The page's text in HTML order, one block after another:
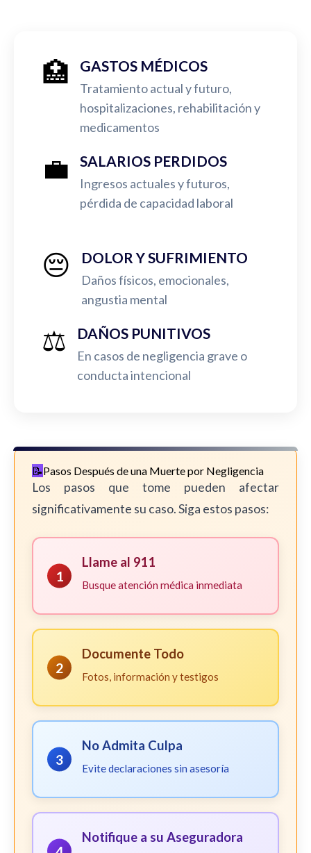
🏥 GASTOS MÉDICOS
Tratamiento actual y futuro,
hospitalizaciones, rehabilitación y
medicamentos
💼 SALARIOS PERDIDOS
Ingresos actuales y futuros,
pérdida de capacidad laboral
😔 DOLOR Y SUFRIMIENTO
Daños físicos, emocionales,
angustia mental
⚖️ DAÑOS PUNITIVOS
En casos de negligencia grave o
conducta intencional
Pasos Después de una Muerte por Negligencia
Los pasos que tome pueden afectar
significativamente su caso. Siga estos pasos:
1
Llame al 911
Busque atención médica inmediata
2
Documente Todo
Fotos, información y testigos
3
No Admita Culpa
Evite declaraciones sin asesoría
Notifique a su Aseguradora